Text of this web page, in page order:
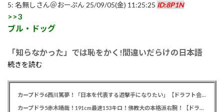
5: 名無しさん＠おーぷん 25/09/05(金) 11:25:25 ID:8P1N
>>3
ブル・ドッグ
「知らなかった」では恥をかく!間違いだらけの日本語
続きを読む
カープドラ6西川篤夢！「日本を代表する遊撃手になりたい」【ドラフト会議2025】
カープドラ5赤木晴哉！191cm最速153キロ！佛教大の本格派右腕！【ドラフト会議2025】